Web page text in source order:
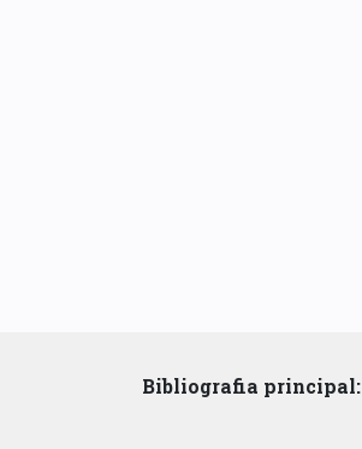
Bibliografia principal: